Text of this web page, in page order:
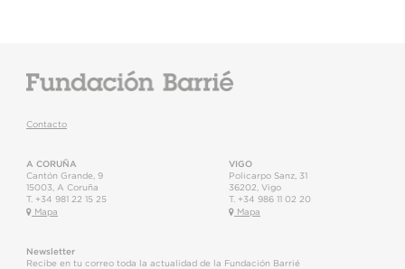
Contacto
A CORUÑA
Cantón Grande, 9
15003
A Coruña
T. +34 981 22 15 25
Mapa
VIGO
Policarpo Sanz, 31
36202 Vigo
T. +34 986 11 02 20
Mapa
Newsletter
Recibe en tu correo toda la actualidad de la Fundación Barrié